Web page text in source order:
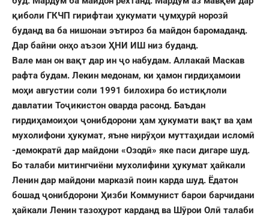
қиболи ГКЧП гирифтаи ҳукумати ҷумҳурӣ норозӣ
буданд ва ба нишонаи эътироз ба майдон баромаданд.
Дар байни онҳо аъзои ҲНИ ИШ низ буданд.
Вале ман он вақт дар ин ҷо набудам. Аллакай Маскав
рафта будам. Лекин медонам, ки ҳамон гирдиҳамоии
моҳи августии соли 1991 билохира бо истиқлоли
давлатии Тоҷикистон оварда расонд. Баъдан
гирдиҳамоиҳои ҷонибдорони ҳам ҳукумати вақт ва ҳам
мухолифони ҳукумат, яъне нирӯҳои муттаҳидаи исломӣ
-демократӣ дар майдони «Озодӣ» яке паси дигаре шуд.
Бо талаби митингчиёни мухолифини ҳукумат ҳайкали
Ленин дар майдони марказӣ поин карда шуд. Ёдатон
бошад ҷонибдорони Ҳизби Коммунист барои барчидани
ҳайкали Ленин тазоҳурот карданд ва Шӯрои Олӣ талаби